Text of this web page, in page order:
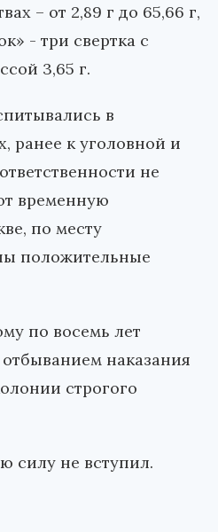
– от 2,89 г до 65,66 г,
- три свертка с
3,65 г.
в
ранее к уголовной и
не
временную
по месту
положительные
по восемь лет
наказания
строгого
силу не вступил.